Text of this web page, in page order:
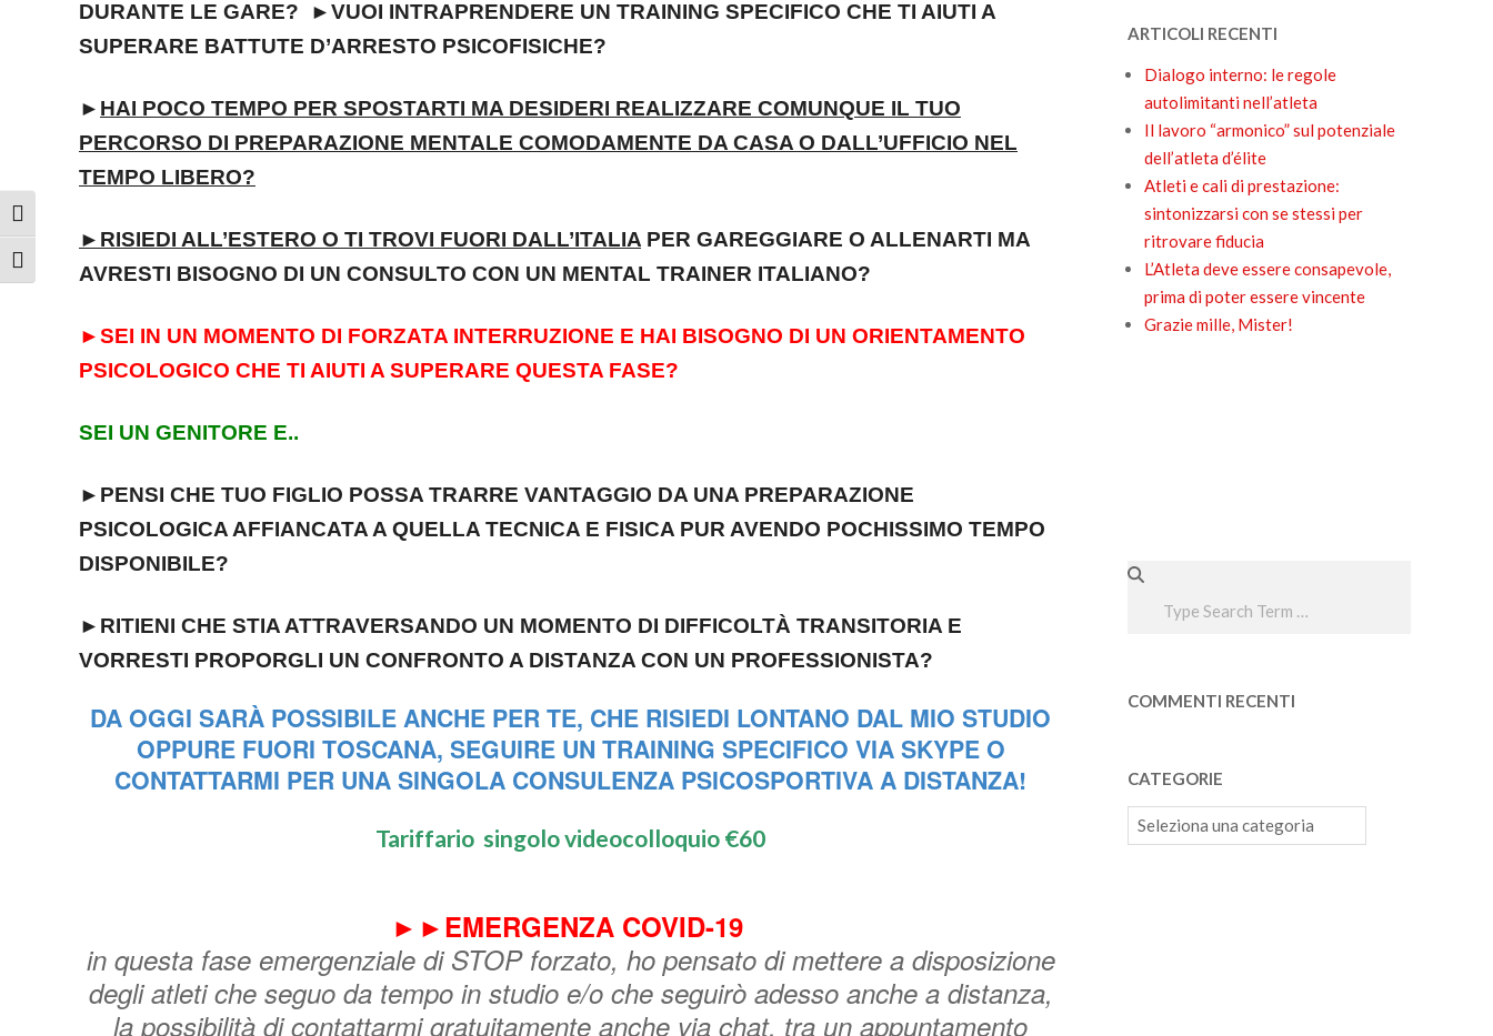
Attiva/disattiva alto contrasto
Attiva/disattiva dimensione testo
DURANTE LE GARE? ►VUOI INTRAPRENDERE UN TRAINING SPECIFICO CHE TI AIUTI A
SUPERARE BATTUTE D’ARRESTO PSICOFISICHE?
► HAI POCO TEMPO PER SPOSTARTI MA DESIDERI REALIZZARE COMUNQUE IL TUO
PERCORSO DI PREPARAZIONE MENTALE COMODAMENTE DA CASA O DALL’UFFICIO NEL
TEMPO LIBERO?
► RISIEDI ALL’ESTERO O TI TROVI FUORI DALL’ITALIA PER GAREGGIARE O ALLENARTI MA
AVRESTI BISOGNO DI UN CONSULTO CON UN MENTAL TRAINER ITALIANO?
►SEI IN UN MOMENTO DI FORZATA INTERRUZIONE E HAI BISOGNO DI UN ORIENTAMENTO
PSICOLOGICO CHE TI AIUTI A SUPERARE QUESTA FASE?
SEI UN GENITORE E..
► PENSI CHE TUO FIGLIO POSSA TRARRE VANTAGGIO DA UNA PREPARAZIONE
PSICOLOGICA AFFIANCATA A QUELLA TECNICA E FISICA PUR AVENDO POCHISSIMO TEMPO
DISPONIBILE?
► RITIENI CHE STIA ATTRAVERSANDO UN MOMENTO DI DIFFICOLTÀ TRANSITORIA E
VORRESTI PROPORGLI UN CONFRONTO A DISTANZA CON UN PROFESSIONISTA?
DA OGGI SARÀ POSSIBILE ANCHE PER TE, CHE RISIEDI LONTANO DAL MIO STUDIO
OPPURE FUORI TOSCANA, SEGUIRE UN TRAINING SPECIFICO VIA SKYPE O
CONTATTARMI PER UNA SINGOLA CONSULENZA PSICOSPORTIVA A DISTANZA!
Tariffario singolo videocolloquio €60
►►EMERGENZA COVID-19
in questa fase emergenziale di STOP forzato, ho pensato di mettere a disposizione
degli atleti che seguo da tempo in studio e/o che seguirò adesso anche a distanza,
la possibilità di contattarmi gratuitamente anche via chat, tra un appuntamento
ARTICOLI RECENTI
Dialogo interno: le regole
autolimitanti nell’atleta
Il lavoro “armonico” sul potenziale
dell’atleta d’élite
Atleti e cali di prestazione:
sintonizzarsi con se stessi per
ritrovare fiducia
L’Atleta deve essere consapevole,
prima di poter essere vincente
Grazie mille, Mister!
Search
COMMENTI RECENTI
CATEGORIE
Categorie